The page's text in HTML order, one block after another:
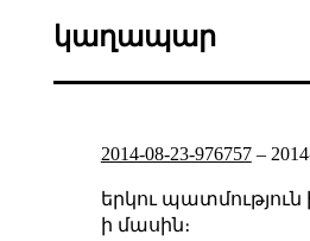
կաղապար
2014-08-23-976757–
երկու պատմություն
ի մասին։